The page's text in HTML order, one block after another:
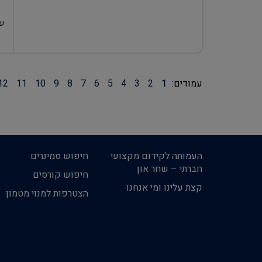
עמודים: 1
2
3
4
5
6
7
8
9
10
11
העמותה לקידום מקצועי
חברתי – שחר און
קצת עלינו ומי אנחנו
חיפוש סמינרים
חיפוש קורסים
הצטרפות למנוי מטמון